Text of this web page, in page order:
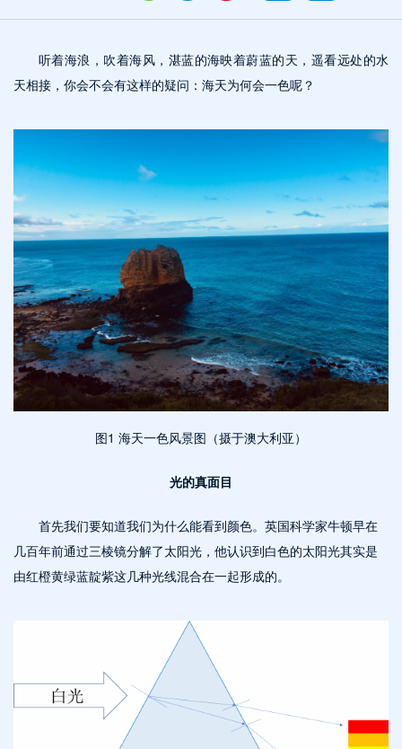
听着海浪，吹着海风，湛蓝的海映着蔚蓝的天，遥看远处的水
天相接，你会不会有这样的疑问：海天为何会一色呢？
图1 海天一色风景图（摄于澳大利亚）
光的真面目
首先我们要知道我们为什么能看到颜色。英国科学家牛顿早在
几百年前通过三棱镜分解了太阳光，他认识到白色的太阳光其实是
由红橙黄绿蓝靛紫这几种光线混合在一起形成的。